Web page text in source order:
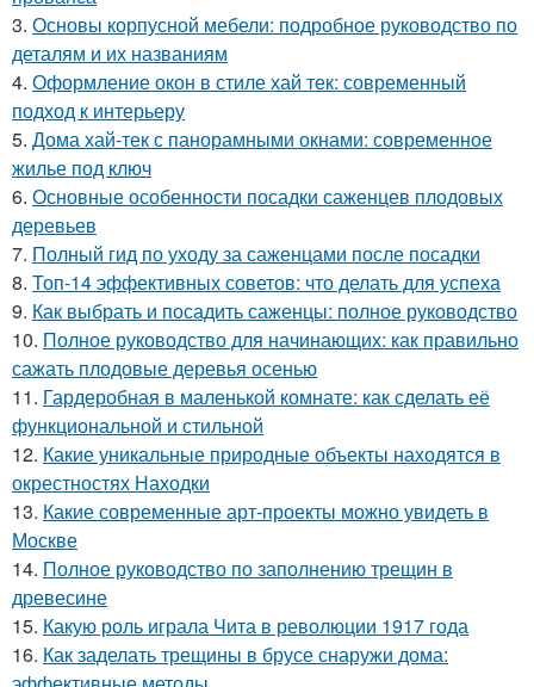
3. Основы корпусной мебели: подробное руководство по
деталям и их названиям
4. Оформление окон в стиле хай тек: современный
подход к интерьеру
5. Дома хай-тек с панорамными окнами: современное
жилье под ключ
6. Основные особенности посадки саженцев плодовых
деревьев
7. Полный гид по уходу за саженцами после посадки
8. Топ-14 эффективных советов: что делать для успеха
9. Как выбрать и посадить саженцы: полное руководство
10. Полное руководство для начинающих: как правильно
сажать плодовые деревья осенью
11. Гардеробная в маленькой комнате: как сделать её
функциональной и стильной
12. Какие уникальные природные объекты находятся в
окрестностях Находки
13. Какие современные арт-проекты можно увидеть в
Москве
14. Полное руководство по заполнению трещин в
древесине
15. Какую роль играла Чита в революции 1917 года
16. Как заделать трещины в брусе снаружи дома: